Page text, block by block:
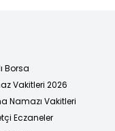
Borsa
Vakitleri 2026
Namazı Vakitleri
Eczaneler